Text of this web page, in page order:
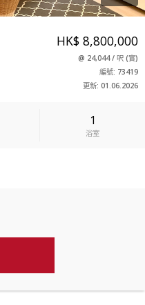
HK$ 8,800,000
@ 24,044/ 呎(實)
編號: 73419
更新: 01.06.2026
1
浴室